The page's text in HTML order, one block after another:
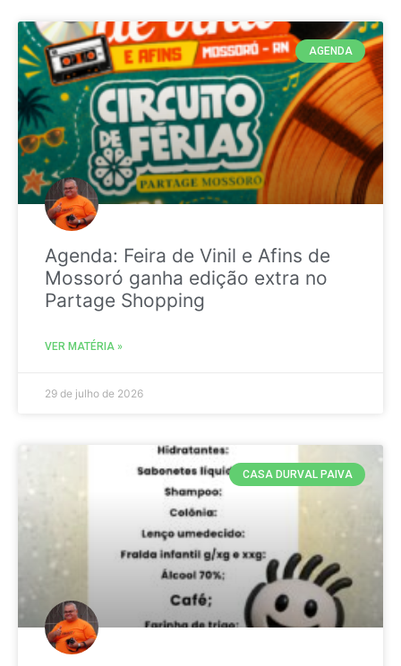
AGENDA
Agenda: Feira de Vinil e Afins de
Mossoró ganha edição extra no
Partage Shopping
VER MATÉRIA »
29 de julho de 2026
CASA DURVAL PAIVA